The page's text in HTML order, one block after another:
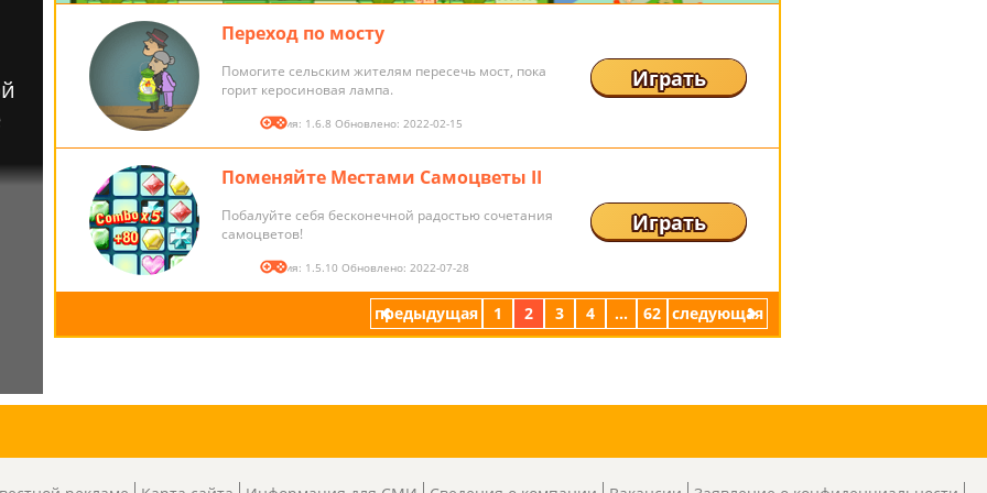
Переход по мосту
Помогите сельским жителям пересечь мост, пока
горит керосиновая лампа.
Версия: 1.6.8 Обновлено: 2022-02-15
Играть
Поменяйте Местами Самоцветы II
Побалуйте себя бесконечной радостью сочетания
самоцветов!
Версия: 1.5.10 Обновлено: 2022-07-28
Играть
предыдущая 1 2 3 4 ... 62 следующая